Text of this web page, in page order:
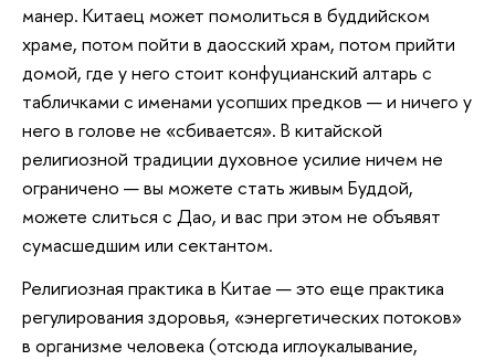
манер. Китаец может помолиться в буддийском
храме, потом пойти в даосский храм, потом прийти
домой, где у него стоит конфуцианский алтарь с
табличками с именами усопших предков — и ничего у
него в голове не «сбивается». В китайской
религиозной традиции духовное усилие ничем не
ограничено — вы можете стать живым Буддой,
можете слиться с Дао, и вас при этом не объявят
сумасшедшим или сектантом.
Религиозная практика в Китае — это еще практика
регулирования здоровья, «энергетических потоков»
в организме человека (отсюда иглоукалывание,